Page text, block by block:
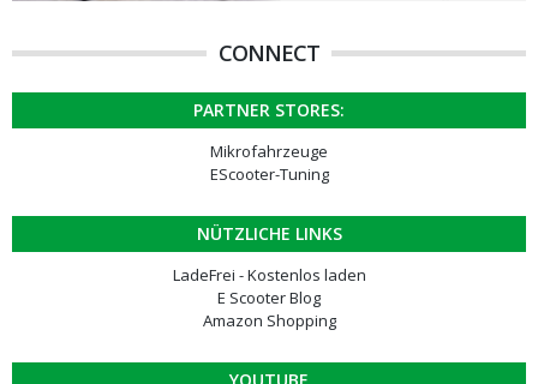
CONNECT
PARTNER STORES:
Mikrofahrzeuge
EScooter-Tuning
NÜTZLICHE LINKS
LadeFrei - Kostenlos laden
E Scooter Blog
Amazon Shopping